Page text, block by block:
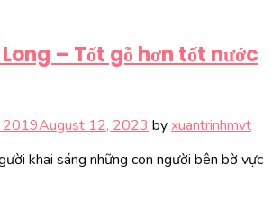
– Tốt gỗ hơn tốt nước
August 12, 2023 byxuantrinhmvt
khai sáng những con người bên bờ vực